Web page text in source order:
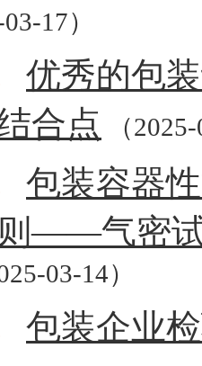
17）
优秀的包
合点
（
包装容器
则——气密试
03-14）
包装企业